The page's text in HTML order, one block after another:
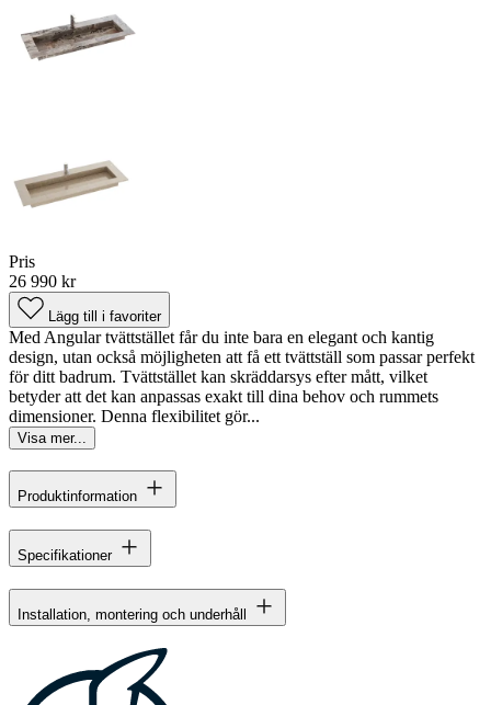
Pris
26 990 kr
Lägg till i favoriter
Med Angular tvättstället får du inte bara en elegant och kantig
design, utan också möjligheten att få ett tvättställ som passar perfekt
för ditt badrum. Tvättstället kan skräddarsys efter mått, vilket
betyder att det kan anpassas exakt till dina behov och rummets
dimensioner. Denna flexibilitet gör...
Visa mer...
Produktinformation
Specifikationer
Installation, montering och underhåll